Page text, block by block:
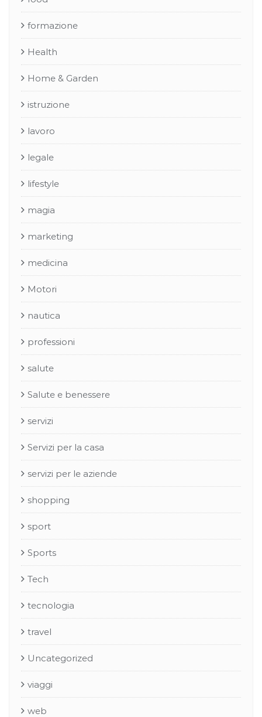
formazione
Health
Home & Garden
istruzione
lavoro
legale
lifestyle
magia
marketing
medicina
Motori
nautica
professioni
salute
Salute e benessere
servizi
Servizi per la casa
servizi per le aziende
shopping
sport
Sports
Tech
tecnologia
travel
Uncategorized
viaggi
web